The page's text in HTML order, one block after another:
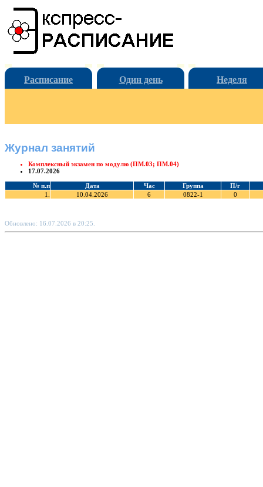
Расписание Один день Неделя
Журнал занятий
Комплексный экзамен по модулю (ПМ.03; ПМ.04)
17.07.2026
№ п.п Дата Час Группа
П/г
1.
10.04.2026 6 0822-1 0
Обновлено: 16.07.2026 в 20:25.